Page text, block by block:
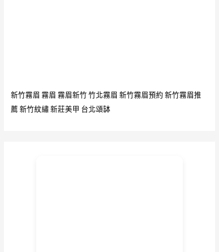
新竹霧眉 霧眉 霧眉新竹 竹北霧眉 新竹霧眉預約 新竹霧眉推
薦 新竹紋繡 新莊美甲 台北頌缽